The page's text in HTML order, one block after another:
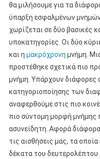
θα μιλήσουμε για τα
ύπαρξη εσφαλμένων
χωρίζεται σε δύο βασικές
υποκατηγορίες. Οι δύο
και η μακρόχρονη μνήμη.
προστέθηκε σχετικά πιο
μνήμη. Υπάρχουν διάφορες
κατηγοριοποίησης των
αναφερθούμε στις πιο
πιο σύντομη μορφή μνήμης
ασυνείδητη. Αφορά
τις αισθήσεις μας, τα
δέκατα του δευτερολέπτου